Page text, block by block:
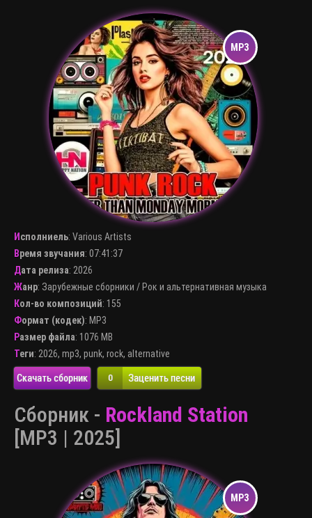
Исполниель: Various Artists
Время звучания: 07:41:37
Дата релиза: 2026
Жанр: Зарубежные сборники / Рок и альтернативная музыка
Кол-во композиций: 155
Формат (кодек): MP3
Размер файла: 1076 MB
Теги: 2026, mp3, punk, rock, alternative
Скачать сборник 0 Заценить песни
Сборник - Rockland Station
[MP3 | 2025]